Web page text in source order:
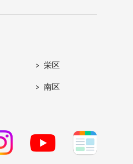
栄区
南区